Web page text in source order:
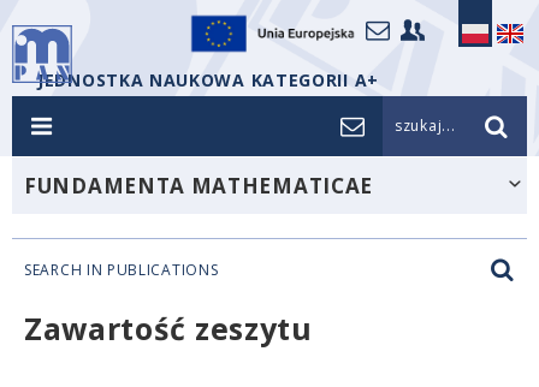
JEDNOSTKA NAUKOWA KATEGORII A+
szukaj...
FUNDAMENTA MATHEMATICAE
SEARCH IN PUBLICATIONS
Zawartość zeszytu